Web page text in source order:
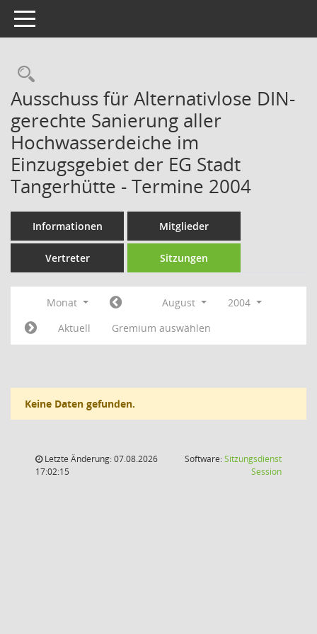
Toggle navigation
Rechercheauswahl
Ausschuss für Alternativlose DIN-
gerechte Sanierung aller
Hochwasserdeiche im
Einzugsgebiet der EG Stadt
Tangerhütte - Termine 2004
Informationen Mitglieder
Vertreter Sitzungen
Monat August
2004
Aktuell
Gremium auswählen
Keine Daten gefunden.
Letzte Änderung: 07.08.2026
17:02:15
Software:Sitzungsdienst
Session(Wird in